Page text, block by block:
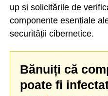
up și solicitările de
componente esențiale
securității cibernetice.
Bănuiți că
poate fi